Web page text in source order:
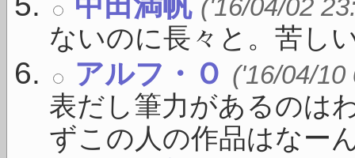
('16/04/02
ないのに長々と。苦し
アルフ・Ｏ ('16/04/10
表だし筆力があるのは
ずこの人の作品はなー